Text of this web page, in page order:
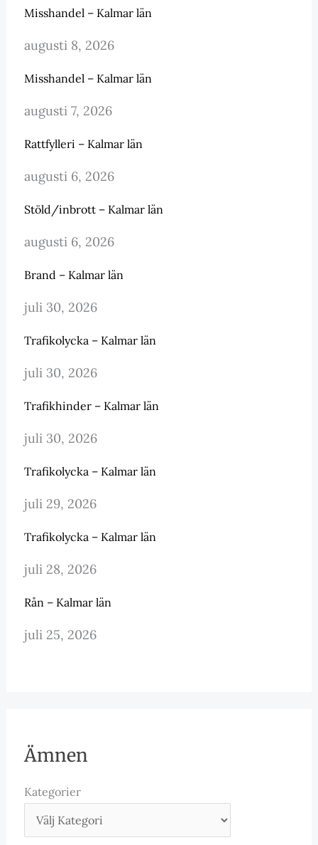
Misshandel – Kalmar län
augusti 8, 2026
Misshandel – Kalmar län
augusti 7, 2026
Rattfylleri – Kalmar län
augusti 6, 2026
Stöld/inbrott – Kalmar län
augusti 6, 2026
Brand – Kalmar län
juli 30, 2026
Trafikolycka – Kalmar län
juli 30, 2026
Trafikhinder – Kalmar län
juli 30, 2026
Trafikolycka – Kalmar län
juli 29, 2026
Trafikolycka – Kalmar län
juli 28, 2026
Rån – Kalmar län
juli 25, 2026
Ämnen
Kategorier